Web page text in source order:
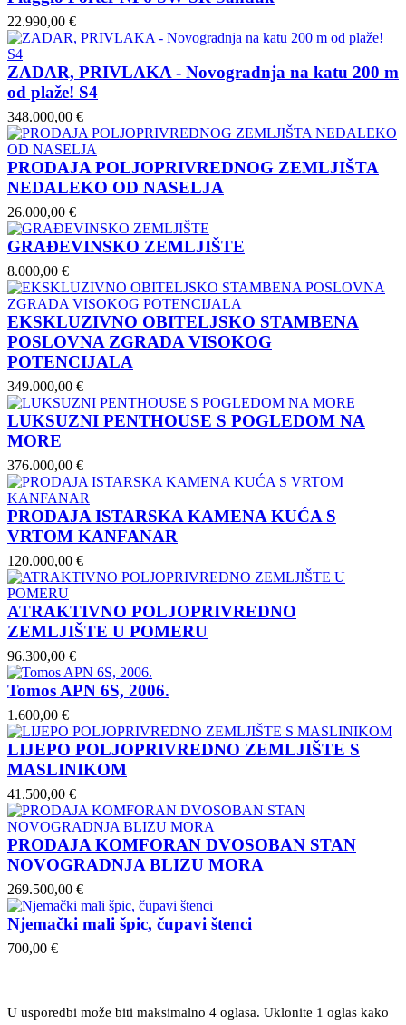
22.990,00 €
ZADAR, PRIVLAKA - Novogradnja na katu 200 m
od plaže! S4
348.000,00 €
PRODAJA POLJOPRIVREDNOG ZEMLJIŠTA
NEDALEKO OD NASELJA
26.000,00 €
GRAĐEVINSKO ZEMLJIŠTE
8.000,00 €
EKSKLUZIVNO OBITELJSKO STAMBENA
POSLOVNA ZGRADA VISOKOG
POTENCIJALA
349.000,00 €
LUKSUZNI PENTHOUSE S POGLEDOM NA
MORE
376.000,00 €
PRODAJA ISTARSKA KAMENA KUĆA S
VRTOM KANFANAR
120.000,00 €
ATRAKTIVNO POLJOPRIVREDNO
ZEMLJIŠTE U POMERU
96.300,00 €
Tomos APN 6S, 2006.
1.600,00 €
LIJEPO POLJOPRIVREDNO ZEMLJIŠTE S
MASLINIKOM
41.500,00 €
PRODAJA KOMFORAN DVOSOBAN STAN
NOVOGRADNJA BLIZU MORA
269.500,00 €
Njemački mali špic, čupavi štenci
700,00 €
U usporedbi može biti maksimalno 4 oglasa. Uklonite 1 oglas kako